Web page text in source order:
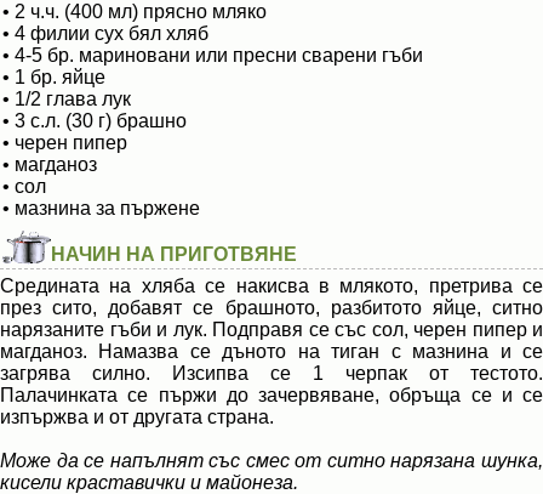
• 2 ч.ч. (400 мл) прясно мляко
• 4 филии сух бял хляб
• 4-5 бр. мариновани или пресни сварени гъби
• 1 бр. яйце
• 1/2 глава лук
• 3 с.л. (30 г) брашно
• черен пипер
• магданоз
• сол
• мазнина за пържене
НАЧИН НА ПРИГОТВЯНЕ
Средината на хляба се накисва в млякото, претрива се
през сито, добавят се брашното, разбитото яйце, ситно
нарязаните гъби и лук. Подправя се със сол, черен пипер и
магданоз. Намазва се дъното на тиган с мазнина и се
загрява силно. Изсипва се 1 черпак от тестото.
Палачинката се пържи до зачервяване, обръща се и се
изпържва и от другата страна.
Може да се напълнят със смес от ситно нарязана шунка,
кисели краставички и майонеза.